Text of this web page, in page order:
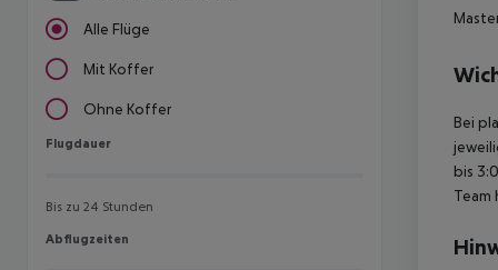
Alle Flüge
Mit Koffer
Ohne Koffer
Flugdauer
Flugdauer
Bis zu 24 Stunden
Abflugzeiten
Abflugzeiten
Bei
bis
Team